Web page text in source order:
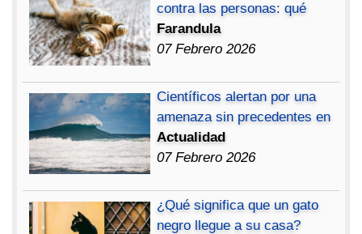
contra las personas: qué
Farandula
07 Febrero 2026
Científicos alertan por una
amenaza sin precedentes en
Actualidad
07 Febrero 2026
¿Qué significa que un gato
negro llegue a su casa?